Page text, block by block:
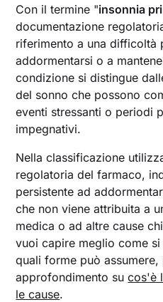
Con il termine "insonnia
documentazione
riferimento a una difficoltà
addormentarsi o a
condizione si distingue
del sonno che possono
eventi stressanti o periodi
impegnativi.
Nella classificazione
regolatoria del farmaco,
persistente ad
che non viene attribuita a
medica o ad altre cause
vuoi capire meglio come si
quali forme può
approfondimento sucos'è
le cause.